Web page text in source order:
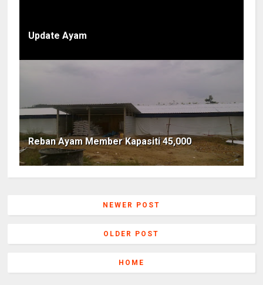
Update Ayam
Reban Ayam Member Kapasiti 45,000
NEWER POST
OLDER POST
HOME